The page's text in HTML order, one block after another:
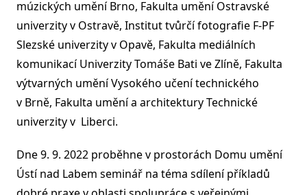
múzických umění Brno, Fakulta umění Ostravské
univerzity v Ostravě, Institut tvůrčí fotografie F-PF
Slezské univerzity v Opavě, Fakulta mediálních
komunikací Univerzity Tomáše Bati ve Zlíně, Fakulta
výtvarných umění Vysokého učení technického
v Brně, Fakulta umění a architektury Technické
univerzity v Liberci.
Dne 9. 9. 2022 proběhne v prostorách Domu umění
Ústí nad Labem seminář na téma sdílení příkladů